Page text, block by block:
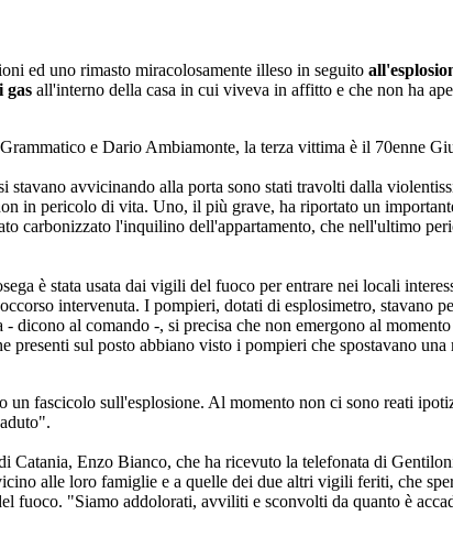
ed uno rimasto miracolosamente illeso in seguito
gas all'interno della casa in cui viveva in affitto e che non ha
e Dario Ambiamonte, la terza vittima è il 70enne
avvicinando alla porta sono stati travolti dalla
in pericolo di vita. Uno, il più grave, ha riportato un
carbonizzato l'inquilino dell'appartamento, che nell'ultimo
è stata usata dai vigili del fuoco per entrare nei locali
intervenuta. I pompieri, dotati di esplosimetro, stavano
dicono al comando -, si precisa che non emergono al
sul posto abbiano visto i pompieri che spostavano
un fascicolo sull'esplosione. Al momento non ci sono reati
Catania, Enzo Bianco, che ha ricevuto la telefonata di
alle loro famiglie e a quelle dei due altri vigili feriti, che
fuoco. "Siamo addolorati, avviliti e sconvolti da quanto è